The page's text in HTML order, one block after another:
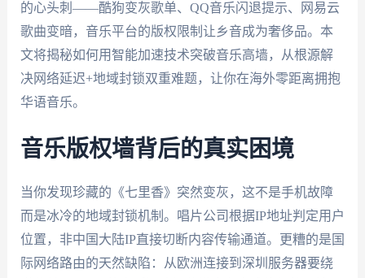
的心头刺——酷狗变灰歌单、QQ音乐闪退提示、网易云
歌曲变暗，音乐平台的版权限制让乡音成为奢侈品。本
文将揭秘如何用智能加速技术突破音乐高墙，从根源解
决网络延迟+地域封锁双重难题，让你在海外零距离拥抱
华语音乐。
音乐版权墙背后的真实困境
当你发现珍藏的《七里香》突然变灰，这不是手机故障
而是冰冷的地域封锁机制。唱片公司根据IP地址判定用户
位置，非中国大陆IP直接切断内容传输通道。更糟的是国
际网络路由的天然缺陷：从欧洲连接到深圳服务器要绕